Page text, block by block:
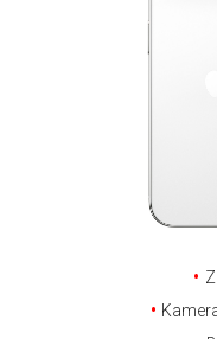
PRIJENOS BROJA
TELEFONSKI IMENIK